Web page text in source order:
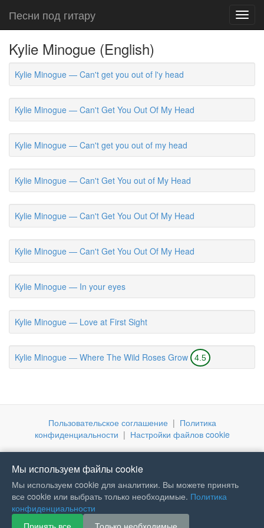
Песни под гитару
Kylie Minogue (English)
Kylie Minogue — Can't get you out of l'y head
Kylie Minogue — Can't Get You Out Of My Head
Kylie Minogue — Can't get you out of my head
Kylie Minogue — Can't Get You out of My Head
Kylie Minogue — Can't Get You Out Of My Head
Kylie Minogue — Can't Get You Out Of My Head
Kylie Minogue — In your eyes
Kylie Minogue — Love at First Sight
Kylie Minogue — Where The Wild Roses Grow 4.5
Пользовательское соглашение | Политика
конфиденциальности | Настройки файлов cookie
Мы используем файлы cookie
Мы используем cookie для аналитики. Вы можете принять
все cookie или выбрать только необходимые. Политика
конфиденциальности
Принять все
Только необходимые